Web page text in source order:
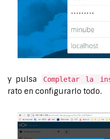
y pulsa Completar la
rato en configurarlo todo.